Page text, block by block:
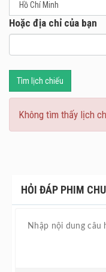
Hoặc địa chỉ của bạn
Tìm lịch chiếu
Không tìm thấy lịch
HỎI ĐÁP PHIM